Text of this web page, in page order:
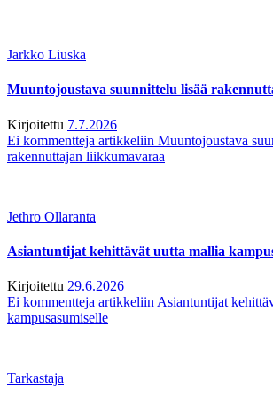
Jarkko Liuska
Muuntojoustava suunnittelu lisää
Kirjoitettu 7.7.2026
Ei kommentteja artikkeliin Muuntojoustava
rakennuttajan liikkumavaraa
Jethro Ollaranta
Asiantuntijat kehittävät uutta mallia
Kirjoitettu 29.6.2026
Ei kommentteja artikkeliin Asiantuntijat
kampusasumiselle
Tarkastaja